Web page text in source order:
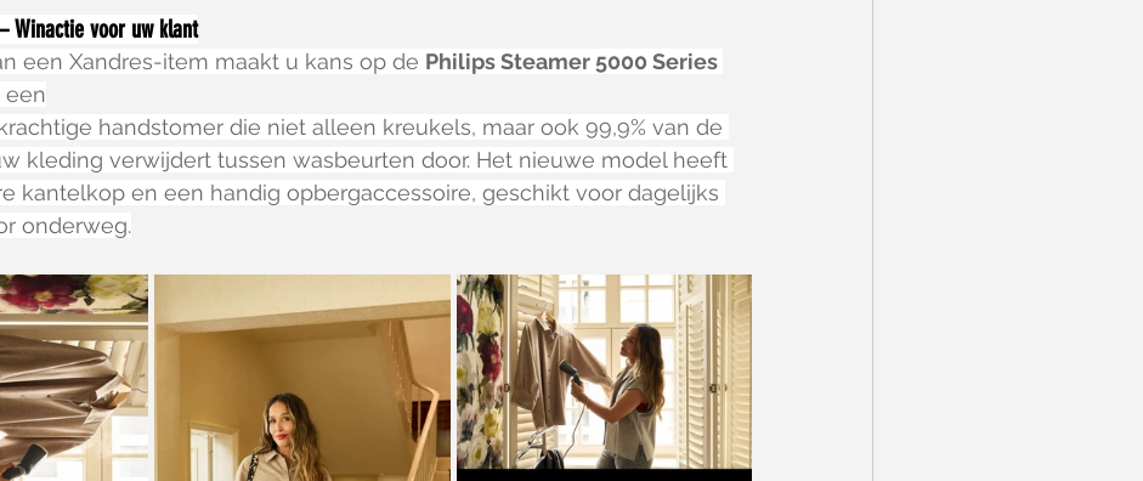
Winactie voor uw klant
een Xandres-item maakt u kans op de Philips Steamer 5000 Series
een
handstomer die niet alleen kreukels, maar ook 99,9% van de
kleding verwijdert tussen wasbeurten door. Het nieuwe model heeft
kantelkop en een handig opbergaccessoire, geschikt voor dagelijks
onderweg.